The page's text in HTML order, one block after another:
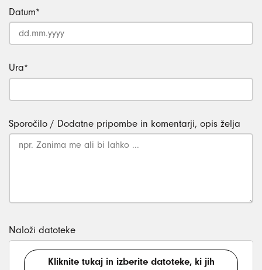
Datum*
Ura*
Sporočilo / Dodatne pripombe in komentarji, opis želja
Naloži datoteke
Kliknite tukaj in izberite datoteke, ki jih